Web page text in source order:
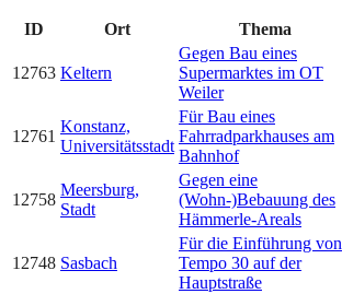
ID Ort Thema
12763 Keltern
Gegen Bau eines
Supermarktes im OT
Weiler
12761
Konstanz,
Universitätsstadt
Für Bau eines
Fahrradparkhauses am
Bahnhof
12758
Meersburg,
Stadt
Gegen eine
(Wohn-)Bebauung des
Hämmerle-Areals
12748 Sasbach
Für die Einführung von
Tempo 30 auf der
Hauptstraße